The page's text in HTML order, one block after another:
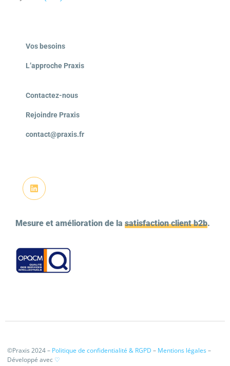
Vos besoins
L’approche Praxis
Contactez-nous
Rejoindre Praxis
contact@praxis.fr
Mesure et amélioration de la satisfaction client b2b.
©Praxis 2024 – Politique de confidentialité & RGPD – Mentions légales–
Développé avec ♡